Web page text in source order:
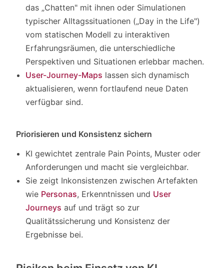
das „Chatten" mit ihnen oder Simulationen
typischer Alltagssituationen („Day in the Life")
vom statischen Modell zu interaktiven
Erfahrungsräumen, die unterschiedliche
Perspektiven und Situationen erlebbar machen.
User-Journey-Maps lassen sich dynamisch
aktualisieren, wenn fortlaufend neue Daten
verfügbar sind.
Priorisieren und Konsistenz sichern
KI gewichtet zentrale Pain Points, Muster oder
Anforderungen und macht sie vergleichbar.
Sie zeigt Inkonsistenzen zwischen Artefakten
wie Personas, Erkenntnissen und User
Journeys auf und trägt so zur
Qualitätssicherung und Konsistenz der
Ergebnisse bei.